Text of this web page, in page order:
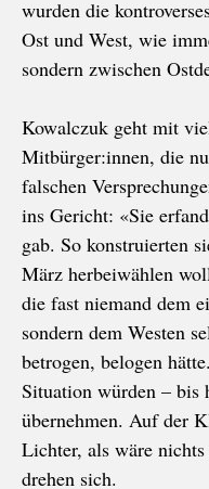
wurden die
Ost und West, wie
sondern zwischen
Kowalczuk geht mit
Mitbürger:innen, die
falschen
ins Gericht: «Sie
gab. So konstruierten
März herbeiwählen
die fast niemand dem
sondern dem Westen
betrogen, belogen
Situation würden – bis
übernehmen. Auf der
Lichter, als wäre
drehen sich.